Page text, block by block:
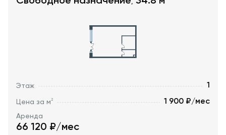
,
Этаж 1
Цена за м2 1 900 ₽/мес
Аренда
66 120 ₽/мес